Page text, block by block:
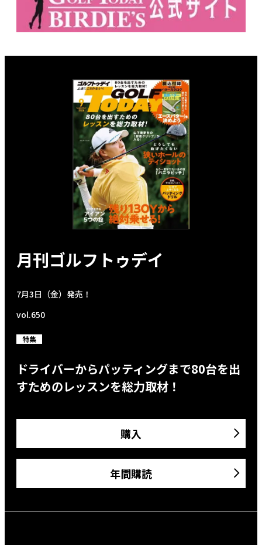
月刊ゴルフトゥデイ
7月3日（金）発売！
vol.650
特集
ドライバーからパッティングまで80台を出
すためのレッスンを総力取材！
購入
年間購読